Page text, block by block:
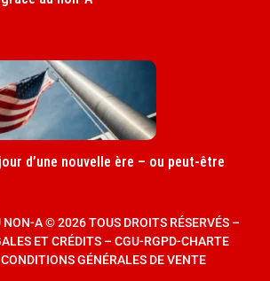
d’une nouvelle ère – ou peut-être
NON-A © 2026 TOUS DROITS RÉSERVÉS –
ET CRÉDITS – CGU-RGPD-CHARTE
CONDITIONS GÉNÉRALES DE VENTE